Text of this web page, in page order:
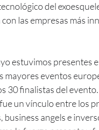
del
las empresas más
estuvimos
mayores eventos
30 finalistas del
un vínculo entre los
business angels e